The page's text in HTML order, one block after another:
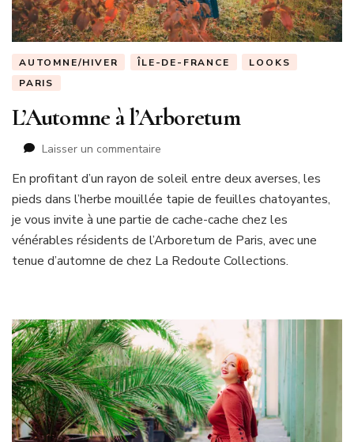
AUTOMNE/HIVER ÎLE-DE-FRANCE
LOOKS
PARIS
L’Automne à l’Arboretum
Laisser un commentaire
à
l’Arboretum
En profitant d’un rayon de soleil entre deux averses, les
pieds dans l’herbe mouillée tapie de feuilles chatoyantes,
je vous invite à une partie de cache-cache chez les
vénérables résidents de l’Arboretum de Paris, avec une
tenue d’automne de chez La Redoute Collections.